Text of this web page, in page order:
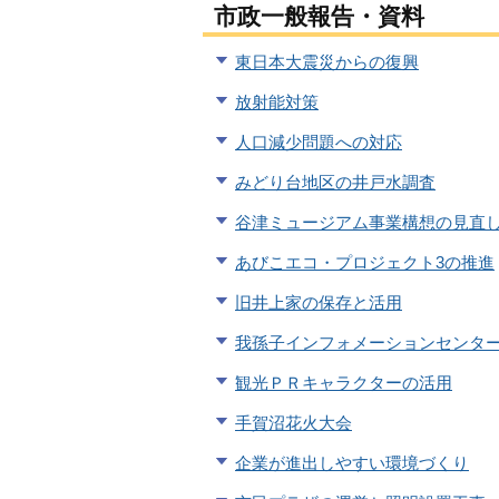
市政一般報告・資料
東日本大震災からの復興
放射能対策
人口減少問題への対応
みどり台地区の井戸水調査
谷津ミュージアム事業構想の見直し
あびこエコ・プロジェクト3の推進
旧井上家の保存と活用
我孫子インフォメーションセンタ
観光ＰＲキャラクターの活用
手賀沼花火大会
企業が進出しやすい環境づくり